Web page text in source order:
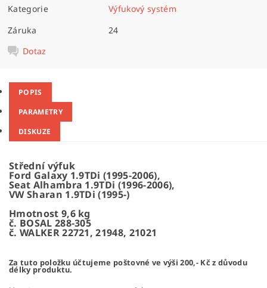
Kategorie
Výfukový systém
Záruka
24
Dotaz
POPIS
PARAMETRY
DISKUZE
Střední výfuk
Ford Galaxy 1.9TDi (1995-2006),
Seat Alhambra 1.9TDi (1996-2006),
VW Sharan 1.9TDi (1995-)
Hmotnost 9,6 kg
č. BOSAL 288-305
č. WALKER 22721, 21948, 21021
Za tuto položku účtujeme poštovné ve výši 200,- Kč z důvodu
délky produktu.